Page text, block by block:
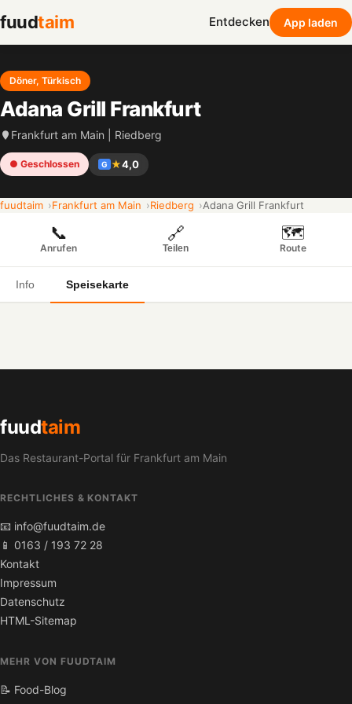
fuudtaim Entdecken App laden
Döner, Türkisch
Adana Grill Frankfurt
Frankfurt am Main | Riedberg
● Geschlossen G ★4,0
fuudtaim Frankfurt am Main Riedberg Adana Grill Frankfurt
📞
Anrufen
🔗
Teilen
🗺️
Route
Info Speisekarte
fuudtaim
Das Restaurant-Portal für Frankfurt am Main
RECHTLICHES & KONTAKT
📧 info@fuudtaim.de
📱 0163 / 193 72 28
Kontakt
Impressum
Datenschutz
HTML-Sitemap
MEHR VON FUUDTAIM
📝 Food-Blog